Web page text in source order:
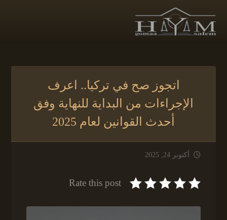
اتجوز صح في تركيا.. اعرف
الإجراءات من البداية للنهاية وفق
أحدث القوانين لعام 2025
أكتوبر 24, 2025
Rate this post